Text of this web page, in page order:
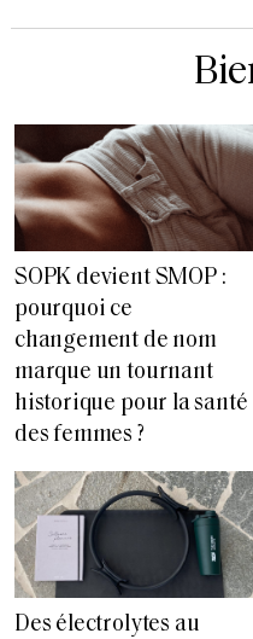
SOPK devient SMOP :
pourquoi ce
changement de nom
marque un tournant
historique pour la santé
des femmes ?
Des électrolytes au